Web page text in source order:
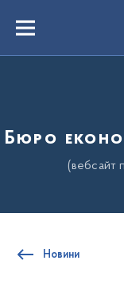
вмістуMenu
Бюро
(вебсайт
Новини